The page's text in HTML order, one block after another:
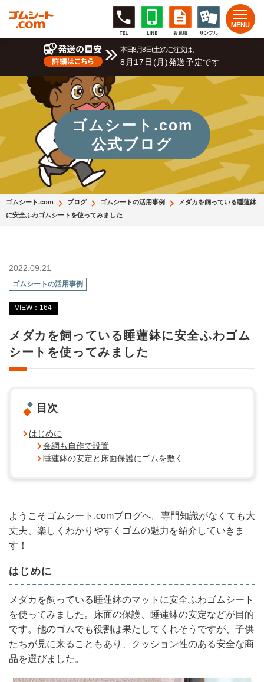
本日8月8日(土)のご注文は、
8月17日(月)発送予定です
ゴムシート.com
公式ブログ
ゴムシート.com ブログ ゴムシートの活用事例
メダカを飼っている睡蓮鉢
に安全ふわゴムシートを使ってみました
2022.09.21
ゴムシートの活用事例
VIEW：164
メダカを飼っている睡蓮鉢に安全ふわゴム
シートを使ってみました
目次
はじめに
金網も自作で設置
睡蓮鉢の安定と床面保護にゴムを敷く
ようこそゴムシート.comブログへ。専門知識がなくても大
丈夫、楽しくわかりやすくゴムの魅力を紹介していきま
す！
はじめに
メダカを飼っている睡蓮鉢のマットに安全ふわゴムシート
を使ってみました。床面の保護、睡蓮鉢の安定などが目的
です。他のゴムでも役割は果たしてくれそうですが、子供
たちが見に来ることもあり、クッション性のある安全な商
品を選びました。